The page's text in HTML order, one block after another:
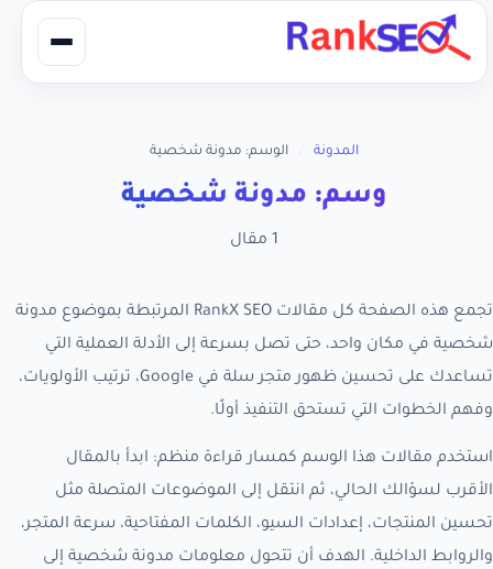
المدونة الوسم: مدونة شخصية
وسم: مدونة شخصية
1 مقال
تجمع هذه الصفحة كل مقالات RankX SEO المرتبطة بموضوع مدونة
شخصية في مكان واحد، حتى تصل بسرعة إلى الأدلة العملية التي
تساعدك على تحسين ظهور متجر سلة في Google، ترتيب الأولويات،
وفهم الخطوات التي تستحق التنفيذ أولًا.
استخدم مقالات هذا الوسم كمسار قراءة منظم: ابدأ بالمقال
الأقرب لسؤالك الحالي، ثم انتقل إلى الموضوعات المتصلة مثل
تحسين المنتجات، إعدادات السيو، الكلمات المفتاحية، سرعة المتجر،
والروابط الداخلية. الهدف أن تتحول معلومات مدونة شخصية إلى